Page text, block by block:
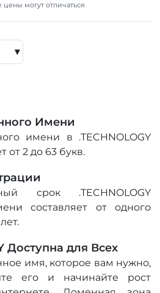
могут отличаться
▾
Имени
имени в .TECHNOLOGY
от 2 до 63 букв.
срок .TECHNOLOGY
составляет от одного
Доступна для Всех
имя, которое вам нужно,
его и начинайте рост